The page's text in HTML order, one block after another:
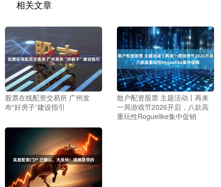
相关文章
股票在线配资交易所 广州发
布“好房子”建设指引
散户配资股票 主题活动丨再来
一局游戏节2026开启，八款高
重玩性Roguelike集中促销